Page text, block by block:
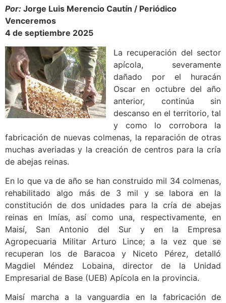
Por: Jorge Luis Merencio Cautín / Periódico
Venceremos
4 de septiembre 2025
La recuperación del sector
apícola, severamente
dañado por el huracán
Oscar en octubre del año
anterior, continúa sin
descanso en el territorio, tal
y como lo corrobora la
fabricación de nuevas colmenas, la reparación de otras
muchas averiadas y la creación de centros para la cría
de abejas reinas.
En lo que va de año se han construido mil 34 colmenas,
rehabilitado algo más de 3 mil y se labora en la
constitución de dos unidades para la cría de abejas
reinas en Imías, así como una, respectivamente, en
Maisí, San Antonio del Sur y en la Empresa
Agropecuaria Militar Arturo Lince; a la vez que se
recuperan los de Baracoa y Niceto Pérez, detalló
Magdiel Méndez Lobaina, director de la Unidad
Empresarial de Base (UEB) Apícola en la provincia.
Maisí marcha a la vanguardia en la fabricación de